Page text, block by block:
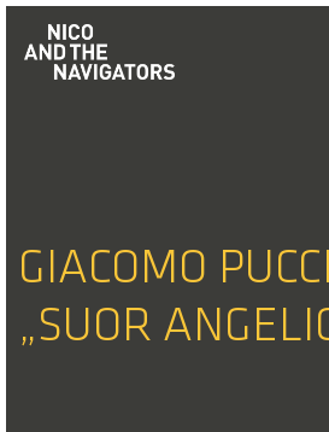
GIACOMO
„SUOR